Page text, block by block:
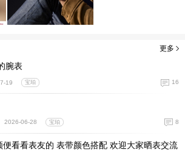
更多
腕表
19 宝珀 16
2026-06-28 宝珀 8
看看表友的 表带颜色搭配 欢迎大家晒表交流